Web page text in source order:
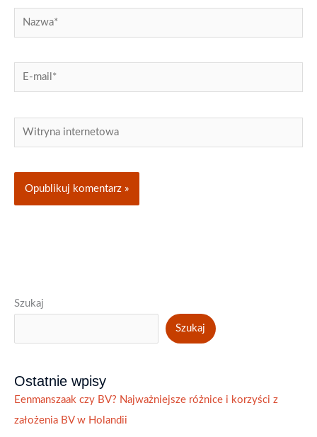
Nazwa*
E-
mail*
Witryna
internetowa
Szukaj
Szukaj
Ostatnie wpisy
Eenmanszaak czy BV? Najważniejsze różnice i korzyści z
założenia BV w Holandii